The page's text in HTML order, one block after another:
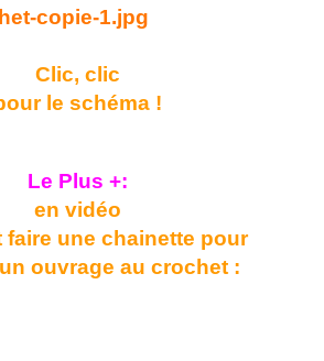
Clic, clic
le schéma !
Le Plus +:
en vidéo
faire une chainette pour
ouvrage au crochet :